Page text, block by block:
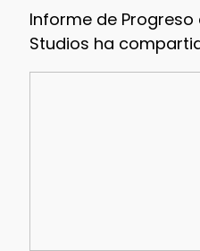
Informe de Progreso
Studios ha